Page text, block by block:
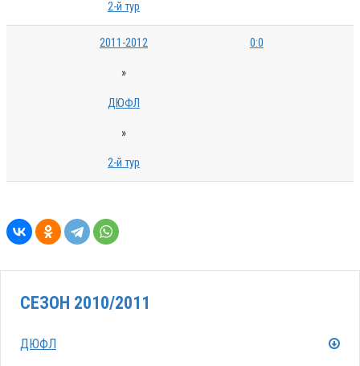
2-й тур
2011-2012
»
ДЮФЛ
»
2-й тур
0:0
СЕЗОН 2010/2011
ДЮФЛ